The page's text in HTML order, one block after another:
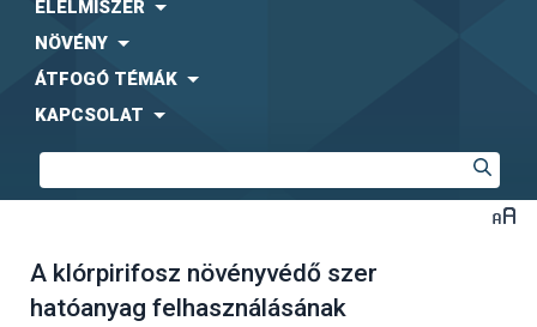
ÉLELMISZER
NÖVÉNY
ÁTFOGÓ TÉMÁK
KAPCSOLAT
A klórpirifosz növényvédő szer
hatóanyag felhasználásának